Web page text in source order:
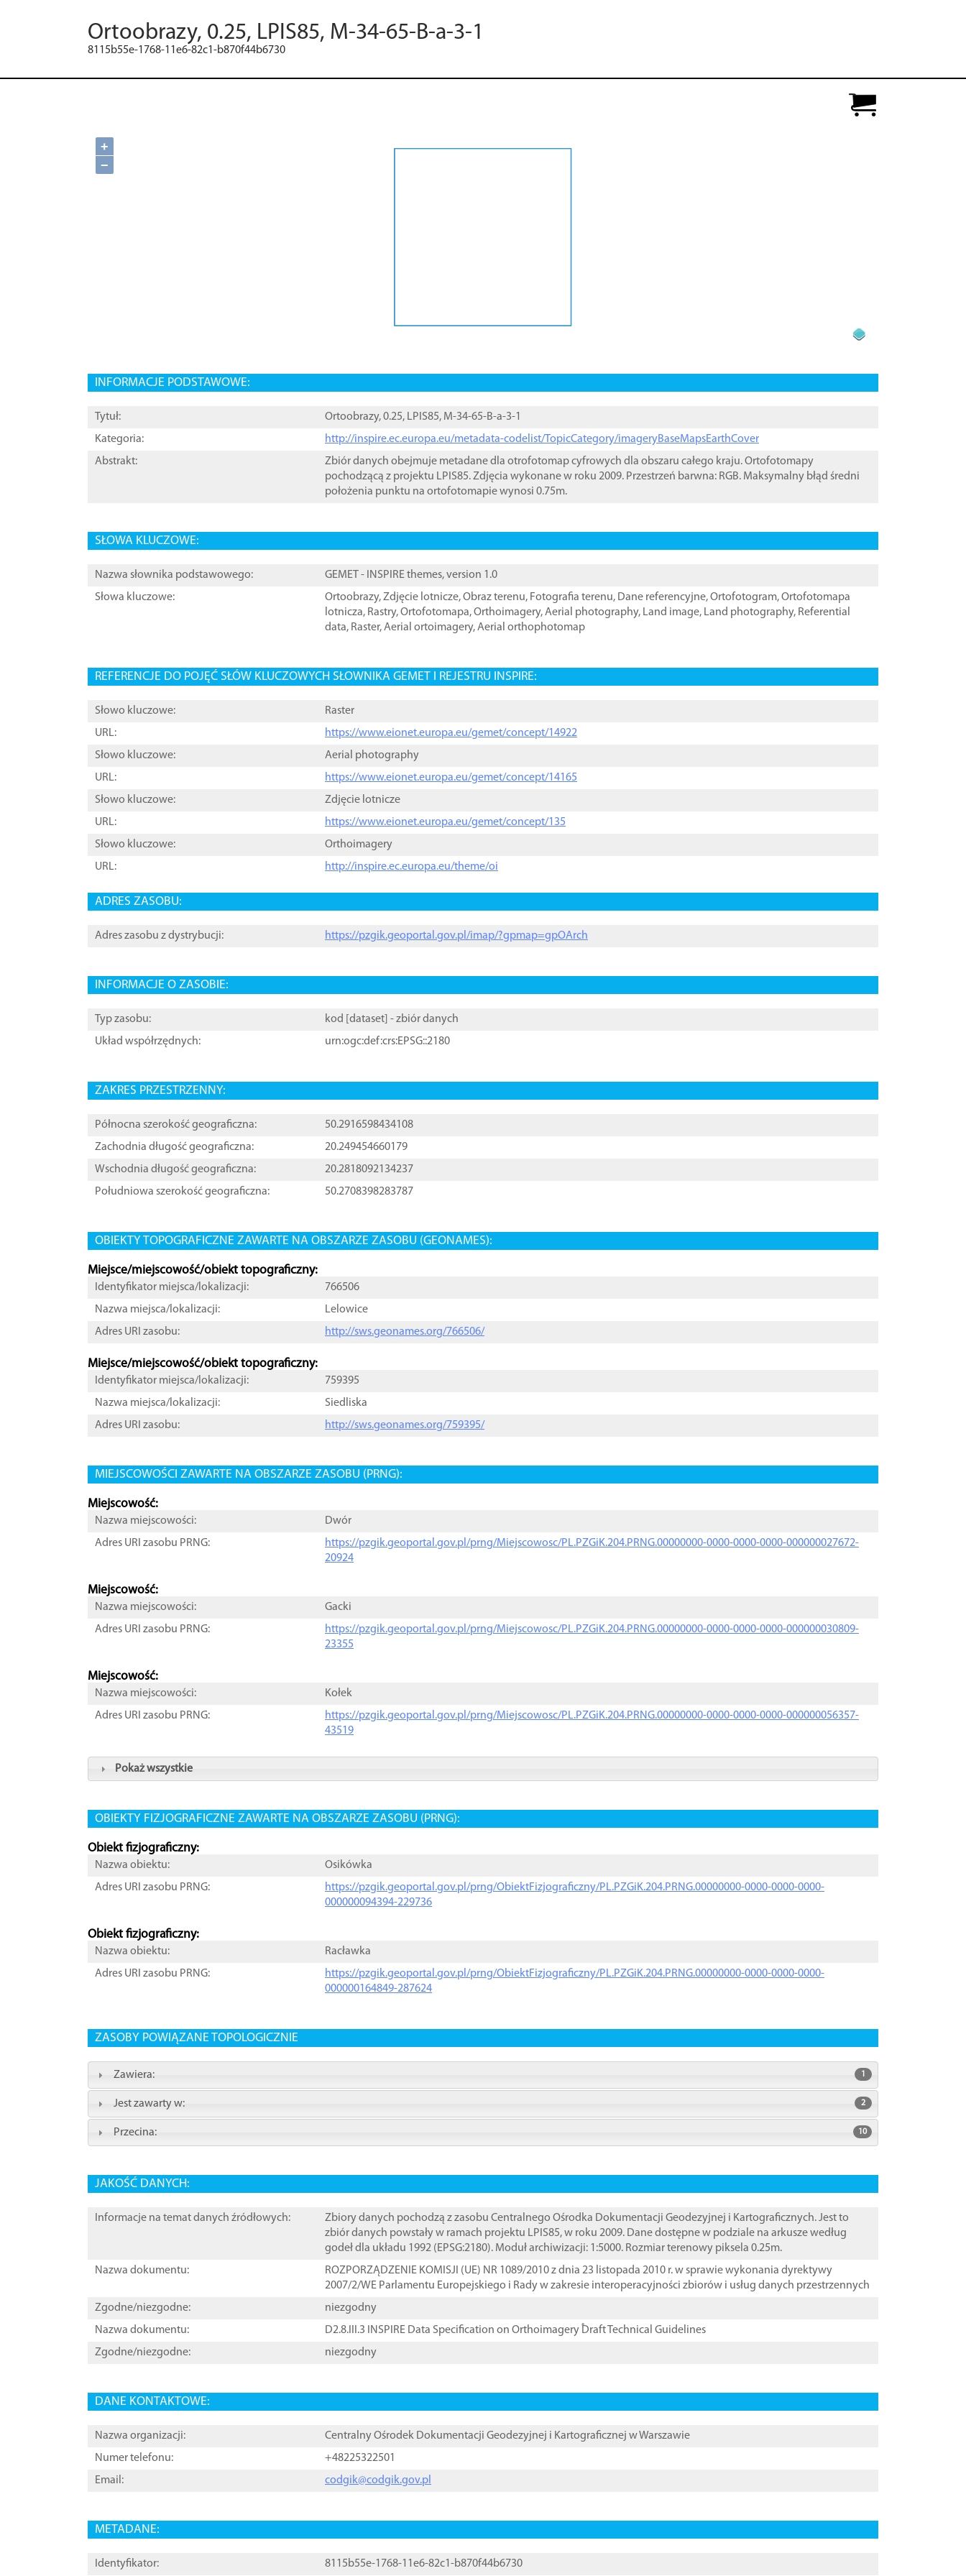
Ortoobrazy, 0.25, LPIS85, M-34-65-B-a-3-1
8115b55e-1768-11e6-82c1-b870f44b6730
+
−
INFORMACJE PODSTAWOWE:
Tytuł:
Ortoobrazy, 0.25, LPIS85, M-34-65-B-a-3-1
Kategoria:
http://inspire.ec.europa.eu/metadata-codelist/TopicCategory/imageryBaseMapsEarthCover
Abstrakt:
Zbiór danych obejmuje metadane dla otrofotomap cyfrowych dla obszaru całego kraju. Ortofotomapy
pochodzącą z projektu LPIS85. Zdjęcia wykonane w roku 2009. Przestrzeń barwna: RGB. Maksymalny błąd średni
położenia punktu na ortofotomapie wynosi 0.75m.
SŁOWA KLUCZOWE:
Nazwa słownika podstawowego:
GEMET - INSPIRE themes, version 1.0
Słowa kluczowe:
Ortoobrazy,Zdjęcie lotnicze,Obraz terenu, Fotografia terenu, Dane referencyjne,Ortofotogram,Ortofotomapa
lotnicza, Rastry,Ortofotomapa,Orthoimagery,Aerial photography, Land image, Land photography, Referential
data, Raster,Aerial ortoimagery,Aerial orthophotomap
REFERENCJE DO POJĘĆ SŁÓW KLUCZOWYCH SŁOWNIKA GEMET I REJESTRU INSPIRE:
Słowo kluczowe:
Raster
URL:
https://www.eionet.europa.eu/gemet/concept/14922
Słowo kluczowe:
Aerial photography
URL:
https://www.eionet.europa.eu/gemet/concept/14165
Słowo kluczowe:
Zdjęcie lotnicze
URL:
https://www.eionet.europa.eu/gemet/concept/135
Słowo kluczowe:
Orthoimagery
URL:
http://inspire.ec.europa.eu/theme/oi
ADRES ZASOBU:
Adres zasobu z dystrybucji: https://pzgik.geoportal.gov.pl/imap/?gpmap=gpOArch
INFORMACJE O ZASOBIE:
Typ zasobu: kod [ dataset ] - zbiór danych
Układ współrzędnych:
urn:ogc:def:crs:EPSG::2180
ZAKRES PRZESTRZENNY:
Północna szerokość geograficzna:
50.2916598434108
Zachodnia długość geograficzna:
20.249454660179
Wschodnia długość geograficzna:
20.2818092134237
Południowa szerokość geograficzna:
50.2708398283787
OBIEKTY TOPOGRAFICZNE ZAWARTE NA OBSZARZE ZASOBU (GEONAMES):
Miejsce/miejscowość/obiekt topograficzny:
Identyfikator miejsca/lokalizacji:
766506
Nazwa miejsca/lokalizacji:
Lelowice
Adres URI zasobu:
http://sws.geonames.org/766506/
Miejsce/miejscowość/obiekt topograficzny:
Identyfikator miejsca/lokalizacji:
759395
Nazwa miejsca/lokalizacji:
Siedliska
Adres URI zasobu:
http://sws.geonames.org/759395/
MIEJSCOWOŚCI ZAWARTE NA OBSZARZE ZASOBU (PRNG):
Miejscowość:
Nazwa miejscowości:
Dwór
Adres URI zasobu PRNG:
https://pzgik.geoportal.gov.pl/prng/Miejscowosc/PL.PZGiK.204.PRNG.00000000-0000-0000-0000-000000027672-
20924
Miejscowość:
Nazwa miejscowości:
Gacki
Adres URI zasobu PRNG:
https://pzgik.geoportal.gov.pl/prng/Miejscowosc/PL.PZGiK.204.PRNG.00000000-0000-0000-0000-000000030809-
23355
Miejscowość:
Nazwa miejscowości:
Kołek
Adres URI zasobu PRNG:
https://pzgik.geoportal.gov.pl/prng/Miejscowosc/PL.PZGiK.204.PRNG.00000000-0000-0000-0000-000000056357-
43519
Pokaż wszystkie
OBIEKTY FIZJOGRAFICZNE ZAWARTE NA OBSZARZE ZASOBU (PRNG):
Obiekt fizjograficzny:
Nazwa obiektu:
Osikówka
Adres URI zasobu PRNG:
https://pzgik.geoportal.gov.pl/prng/ObiektFizjograficzny/PL.PZGiK.204.PRNG.00000000-0000-0000-0000-
000000094394-229736
Obiekt fizjograficzny:
Nazwa obiektu:
Racławka
Adres URI zasobu PRNG:
https://pzgik.geoportal.gov.pl/prng/ObiektFizjograficzny/PL.PZGiK.204.PRNG.00000000-0000-0000-0000-
000000164849-287624
ZASOBY POWIĄZANE TOPOLOGICZNIE
Zawiera: 1
Jest zawarty w: 2
Przecina: 10
JAKOŚĆ DANYCH:
Informacje na temat danych źródłowych:
Zbiory danych pochodzą z zasobu Centralnego Ośrodka Dokumentacji Geodezyjnej i Kartograficznych. Jest to
zbiór danych powstały w ramach projektu LPIS85, w roku 2009. Dane dostępne w podziale na arkusze według
godeł dla układu 1992 (EPSG:2180). Moduł archiwizacji: 1:5000. Rozmiar terenowy piksela 0.25m.
Nazwa dokumentu:
ROZPORZĄDZENIE KOMISJI (UE) NR 1089/2010 z dnia 23 listopada 2010 r. w sprawie wykonania dyrektywy
2007/2/WE Parlamentu Europejskiego i Rady w zakresie interoperacyjności zbiorów i usług danych przestrzennych
Zgodne/niezgodne:
niezgodny
Nazwa dokumentu:
D2.8.III.3 INSPIRE Data Specification on Orthoimagery ֠Draft Technical Guidelines
Zgodne/niezgodne:
niezgodny
DANE KONTAKTOWE:
Nazwa organizacji:
Centralny Ośrodek Dokumentacji Geodezyjnej i Kartograficznej w Warszawie
Numer telefonu:
+48225322501
Email:
codgik@codgik.gov.pl
METADANE:
Identyfikator: 8115b55e-1768-11e6-82c1-b870f44b6730